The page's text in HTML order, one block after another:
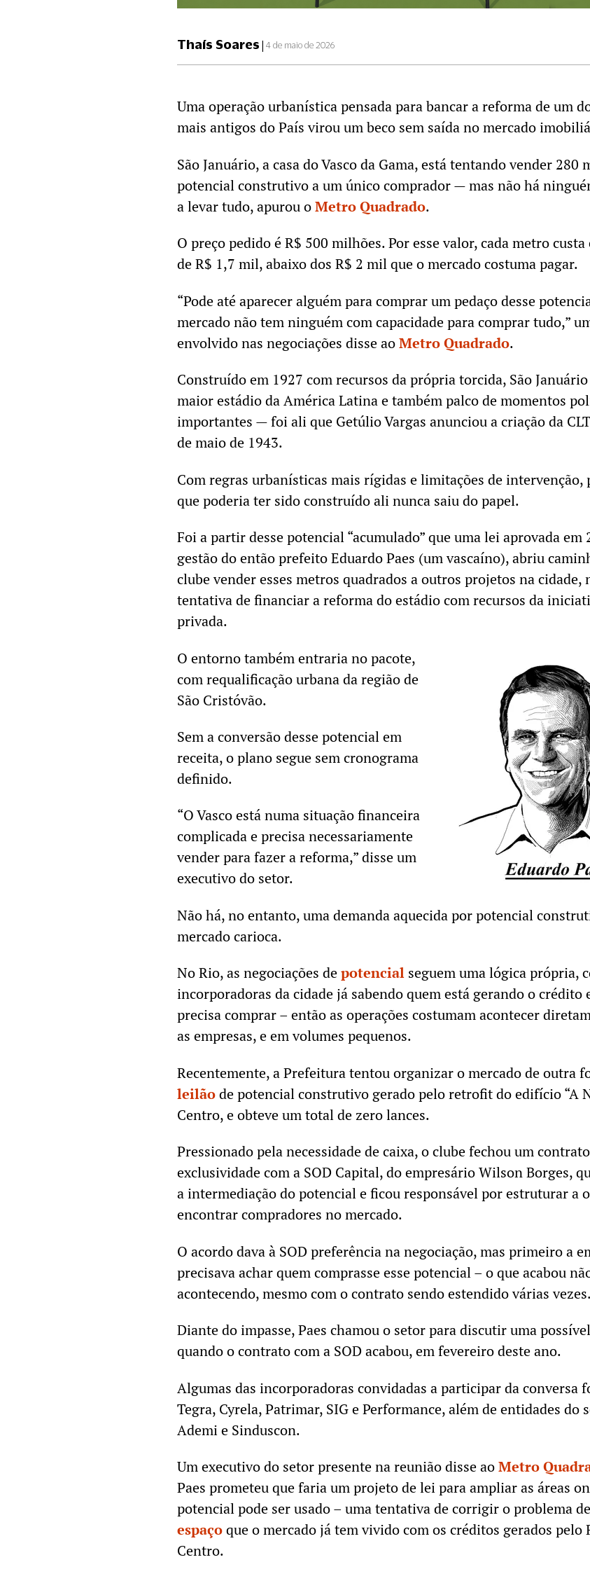
Thaís Soares| 4 de maio de 2026
Uma operação urbanística pensada para bancar a reforma de um
mais antigos do País virou um beco sem saída no mercado
São Januário, a casa do Vasco da Gama, está tentando vender 280
potencial construtivo a um único comprador — mas não há
a levar tudo, apurou oMetro Quadrado.
O preço pedido é R$ 500 milhões. Por esse valor, cada metro
de R$ 1,7 mil, abaixo dos R$ 2 mil que o mercado costuma pagar.
“Pode até aparecer alguém para comprar um pedaço desse
mercado não tem ninguém com capacidade para comprar tudo,”
envolvido nas negociações disse aoMetro Quadrado.
Construído em 1927 com recursos da própria torcida, São
maior estádio da América Latina e também palco de momentos
importantes — foi ali que Getúlio Vargas anunciou a criação da
de maio de 1943.
Com regras urbanísticas mais rígidas e limitações de intervenção,
que poderia ter sido construído ali nunca saiu do papel.
Foi a partir desse potencial “acumulado” que uma lei aprovada em
gestão do então prefeito Eduardo Paes (um vascaíno), abriu
clube vender esses metros quadrados a outros projetos na cidade,
tentativa de financiar a reforma do estádio com recursos da
privada.
O entorno também entraria no pacote,
com requalificação urbana da região de
São Cristóvão.
Sem a conversão desse potencial em
receita, o plano segue sem cronograma
definido.
“O Vasco está numa situação financeira
complicada e precisa necessariamente
vender para fazer a reforma,” disse um
executivo do setor.
Não há, no entanto, uma demanda aquecida por potencial
mercado carioca.
No Rio, as negociações depotencial seguem uma lógica própria,
incorporadoras da cidade já sabendo quem está gerando o crédito
precisa comprar – então as operações costumam acontecer
as empresas, e em volumes pequenos.
Recentemente, a Prefeitura tentou organizar o mercado de outra
leilãode potencial construtivo gerado pelo retrofit do edifício “A
Centro, e obteve um total de zero lances.
Pressionado pela necessidade de caixa, o clube fechou um
exclusividade com a SOD Capital, do empresário Wilson Borges,
a intermediação do potencial e ficou responsável por estruturar a
encontrar compradores no mercado.
O acordo dava à SOD preferência na negociação, mas primeiro a
precisava achar quem comprasse esse potencial – o que acabou
acontecendo, mesmo com o contrato sendo estendido várias vezes.
Diante do impasse, Paes chamou o setor para discutir uma
quando o contrato com a SOD acabou, em fevereiro deste ano.
Algumas das incorporadoras convidadas a participar da conversa
Tegra, Cyrela, Patrimar, SIG e Performance, além de entidades do
Ademi e Sinduscon.
Um executivo do setor presente na reunião disse aoMetro
Paes prometeu que faria um projeto de lei para ampliar as áreas
potencial pode ser usado – uma tentativa de corrigir o problema
espaçoque o mercado já tem vivido com os créditos gerados pelo
Centro.